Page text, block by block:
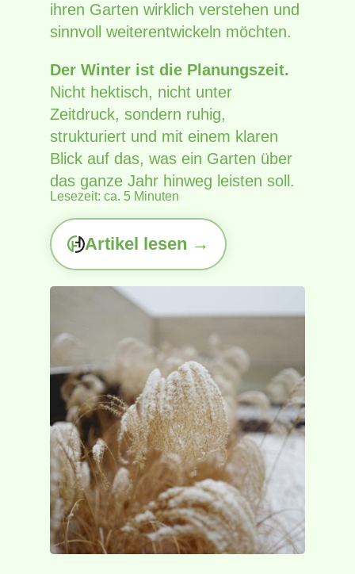
ihren Garten wirklich verstehen und
sinnvoll weiterentwickeln möchten.
Der Winter ist die Planungszeit.
Nicht hektisch, nicht unter
Zeitdruck, sondern ruhig,
strukturiert und mit einem klaren
Blick auf das, was ein Garten über
das ganze Jahr hinweg leisten soll.
Lesezeit: ca. 5 Minuten
Artikel lesen →